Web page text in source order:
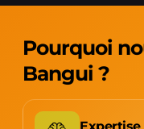
Pourquoi
Bangui ?